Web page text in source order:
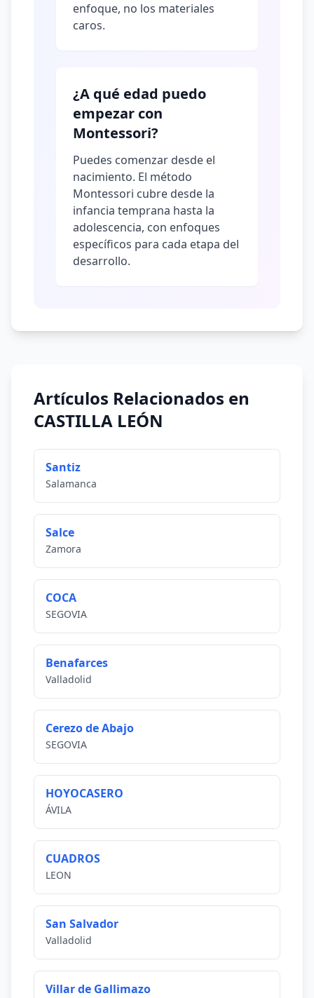
enfoque, no los materiales
caros.
¿A qué edad puedo
empezar con
Montessori?
Puedes comenzar desde el
nacimiento. El método
Montessori cubre desde la
infancia temprana hasta la
adolescencia, con enfoques
específicos para cada etapa del
desarrollo.
Artículos Relacionados en
CASTILLA LEÓN
Santiz
Salamanca
Salce
Zamora
COCA
SEGOVIA
Benafarces
Valladolid
Cerezo de Abajo
SEGOVIA
HOYOCASERO
ÁVILA
CUADROS
LEON
San Salvador
Valladolid
Villar de Gallimazo